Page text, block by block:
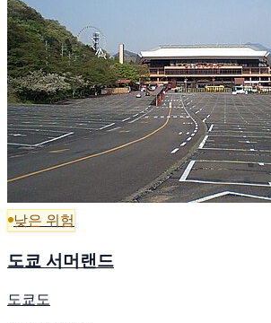
낮은 위험
도쿄 서머랜드
도쿄도